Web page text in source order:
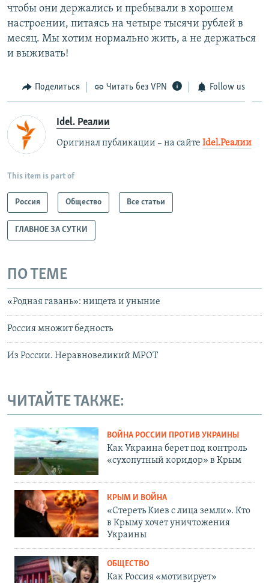
чтобы они держались и пребывали в хорошем
настроении, питаясь на четыре тысячи рублей в
месяц. Мы хотим нормально жить, а не держаться
и выживать!
Поделиться Читать без VPN Follow us
Idel. Реалии
Оригинал публикации – на сайте Idel.Реалии
This item is part of
Россия Общество Все статьи
ГЛАВНОЕ ЗА СУТКИ
ПО ТЕМЕ
«Родная гавань»: нищета и уныние
Россия множит бедность
Из России. Неравновеликий МРОТ
ЧИТАЙТЕ ТАКЖЕ:
ВОЙНА РОССИИ ПРОТИВ УКРАИНЫ
Как Украина берет под контроль
«сухопутный коридор» в Крым
КРЫМ И ВОЙНА
«Стереть Киев с лица земли». Кто
в Крыму хочет уничтожения
Украины
ОБЩЕСТВО
Как Россия «мотивирует»